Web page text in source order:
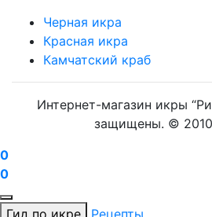
Черная икра
Красная икра
Камчатский краб
Интернет-магазин икры
защищены. ©
0
0
Гид по икре Рецепты